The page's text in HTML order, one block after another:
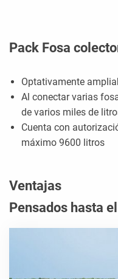
Pack Fosa
Optativamente
Al conectar varias
de varios miles de
Cuenta con
máximo 9600 litros
Ventajas
Pensados hasta